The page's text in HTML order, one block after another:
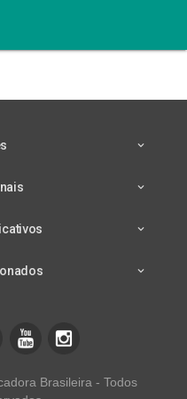
Brasileira - Todos